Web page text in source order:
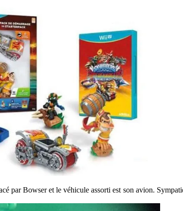
par Bowser et le véhicule assorti est son avion.